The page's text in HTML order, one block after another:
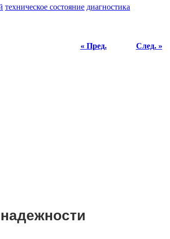
техническое состояние диагностика
« Пред. След. »